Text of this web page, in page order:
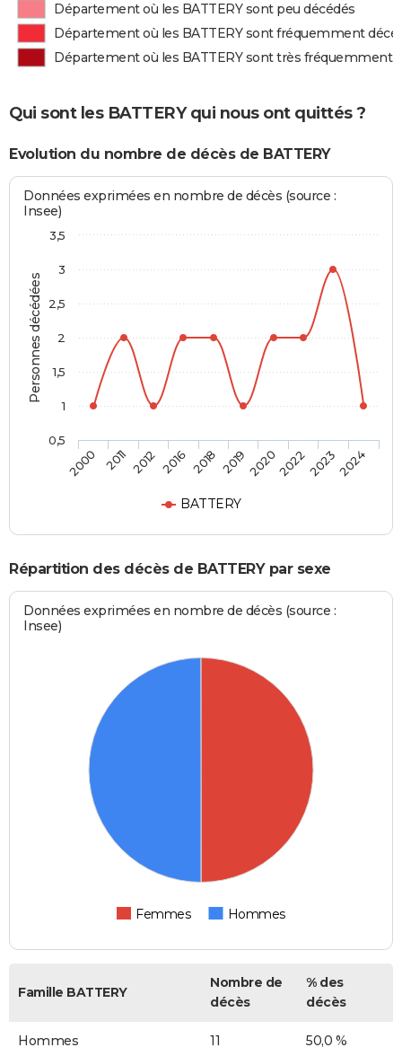
Département où les BATTERY sont peu décédés
Département où les BATTERY sont fréquemment
Département où les BATTERY sont très fréquemment
Qui sont les BATTERY qui nous ont quittés ?
Evolution du nombre de décès de BATTERY
Personnes décédées
Données exprimées en nombre de décès (source :
Insee)
BATTERY
2000 2011 2012 2016 2018 20192020202220232024
0,5
1
1,5
2
2,5
3
3,5
Répartition des décès de BATTERY par sexe
Données exprimées en nombre de décès (source :
Insee)
Femmes Hommes
Famille BATTERY
Nombre de
décès
% des
décès
Hommes 11 50,0 %